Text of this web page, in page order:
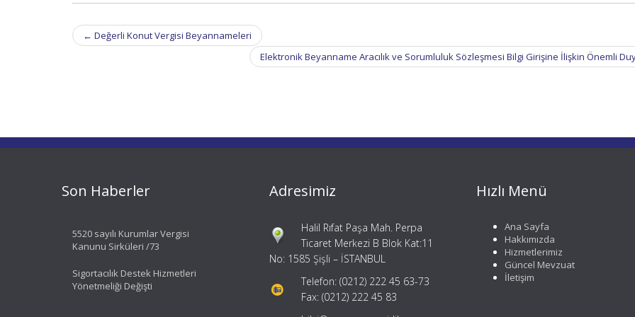
Post
navigation
← Değerli Konut Vergisi Beyannameleri
Elektronik Beyanname Aracılık ve Sorumluluk Sözleşmesi Bilgi Girişine İlişkin Önemli
Son Haberler
5520 sayılı Kurumlar Vergisi
Kanunu Sirküleri /73
Sigortacılık Destek Hizmetleri
Yönetmeliği Değişti
Adresimiz
Halil Rıfat Paşa Mah. Perpa
Ticaret Merkezi B Blok Kat:11
No: 1585 Şişli – İSTANBUL
Telefon: (0212) 222 45 63-73
Fax: (0212) 222 45 83
Hızlı Menü
Ana Sayfa
Hakkımızda
Hizmetlerimiz
Güncel Mevzuat
İletişim